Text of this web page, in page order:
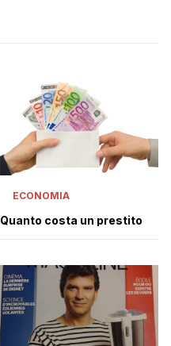
ECONOMIA
Quanto costa un prestito